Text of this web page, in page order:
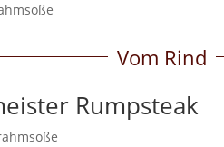
Vom Rind
Rumpsteak